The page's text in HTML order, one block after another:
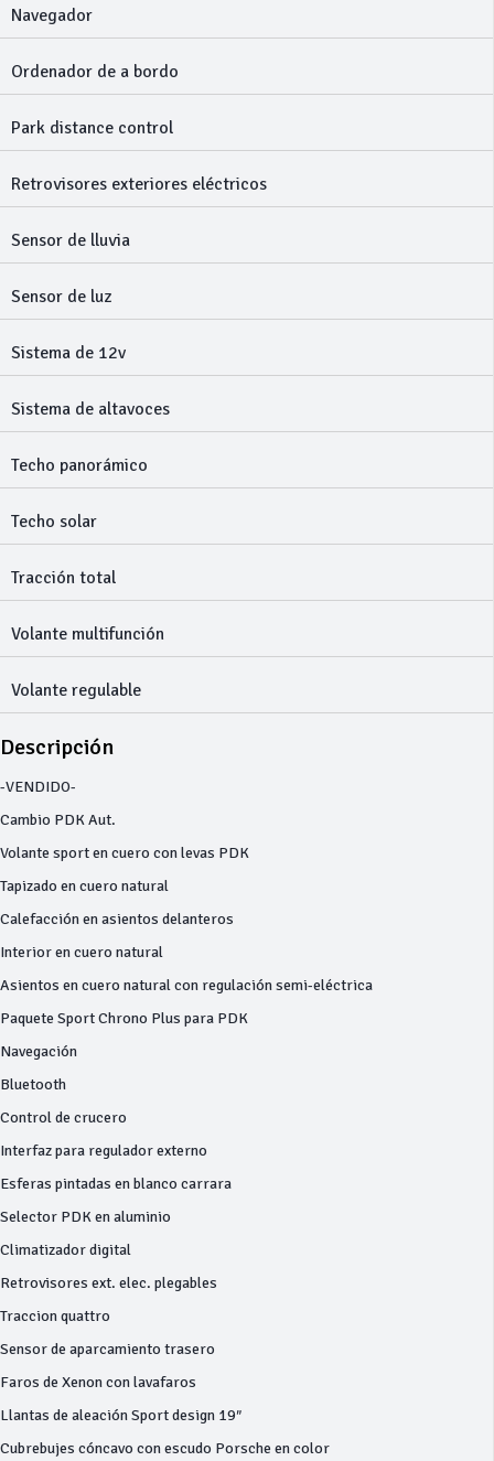
Navegador
Ordenador de a bordo
Park distance control
Retrovisores exteriores eléctricos
Sensor de lluvia
Sensor de luz
Sistema de 12v
Sistema de altavoces
Techo panorámico
Techo solar
Tracción total
Volante multifunción
Volante regulable
Descripción
-VENDIDO-
Cambio PDK Aut.
Volante sport en cuero con levas PDK
Tapizado en cuero natural
Calefacción en asientos delanteros
Interior en cuero natural
Asientos en cuero natural con regulación semi-eléctrica
Paquete Sport Chrono Plus para PDK
Navegación
Bluetooth
Control de crucero
Interfaz para regulador externo
Esferas pintadas en blanco carrara
Selector PDK en aluminio
Climatizador digital
Retrovisores ext. elec. plegables
Traccion quattro
Sensor de aparcamiento trasero
Faros de Xenon con lavafaros
Llantas de aleación Sport design 19″
Cubrebujes cóncavo con escudo Porsche en color